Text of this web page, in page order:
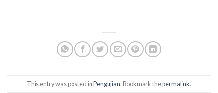
This entry was posted inPengujian. Bookmark thepermalink.